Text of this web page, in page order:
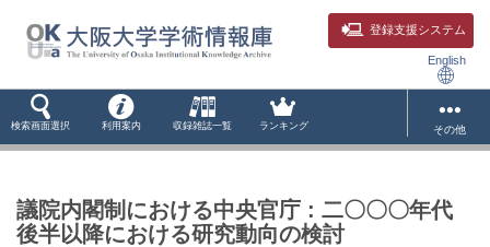
登録支援システム
English
検索画面選択 利用案内 収録雑誌一覧 ランキング その他
議院内閣制における中央官庁 : 二〇〇〇年代
後半以降における研究動向の検討